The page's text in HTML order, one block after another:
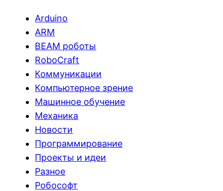
Arduino
ARM
BEAM роботы
RoboCraft
Коммуникации
Компьютерное зрение
Машинное обучение
Механика
Новости
Программирование
Проекты и идеи
Разное
Робософт